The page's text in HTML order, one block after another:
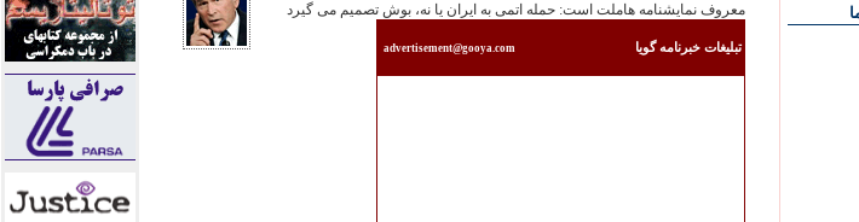
معروف نمایشنامه هاملت است: حمله اتمی به ایران یا نه، بوش تصمیم می گیرد
تبليغات خبرنامه گويا advertisement@gooya.com